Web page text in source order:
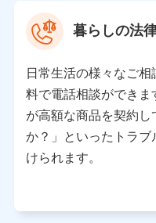
氏名、電話番号、メール
性、連絡先、dポイントサ
として、dポイントカー
所、dポイント残高、dポ
利用情報
当社又は株式会社NTTド
ご契約・ご利用などに関
会社NTTドコモが提供す
用履歴インターネット利
ーション利用時の行動に
当社又は株式会社NTTド
暮らしの法
日常生活の様々なご
料で電話相談ができま
が高額な商品を契約
か？」といったトラブ
けられます。